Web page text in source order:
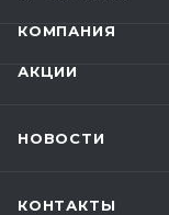
КОМПАНИЯ
АКЦИИ
НОВОСТИ
КОНТАКТЫ